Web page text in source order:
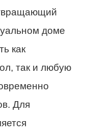
доме
как
так и любую
Для